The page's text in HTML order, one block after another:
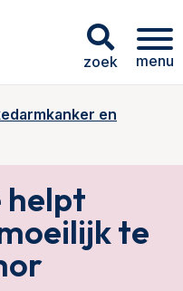
zoek menu
en
helpt
te